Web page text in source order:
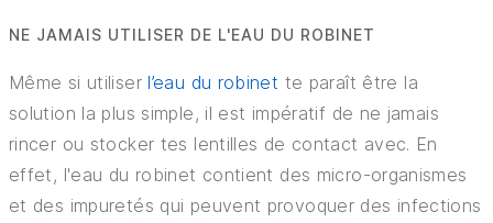
NE JAMAIS UTILISER DE L'EAU DU ROBINET
Même si utiliserl’eau du robinet te paraît être la
solution la plus simple, il est impératif de ne jamais
rincer ou stocker tes lentilles de contact avec. En
effet, l'eau du robinet contient des micro-organismes
et des impuretés qui peuvent provoquer des infections